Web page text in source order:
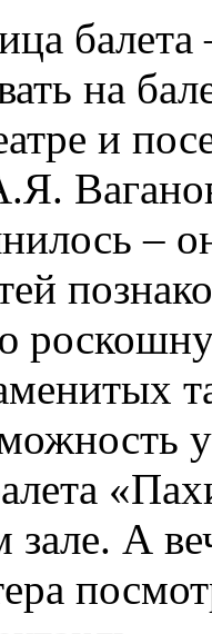
балета
на
и
–
А